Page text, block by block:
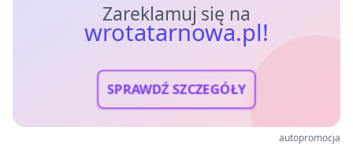
Zareklamuj się na
wrotatarnowa.pl!
SPRAWDŹ SZCZEGÓŁY
autopromocja